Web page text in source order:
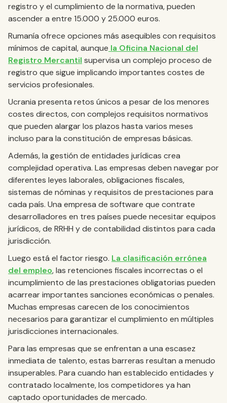
registro y el cumplimiento de la normativa, pueden
ascender a entre 15.000 y 25.000 euros.
Rumanía ofrece opciones más asequibles con requisitos
mínimos de capital, aunque la Oficina Nacional del
Registro Mercantil supervisa un complejo proceso de
registro que sigue implicando importantes costes de
servicios profesionales.
Ucrania presenta retos únicos a pesar de los menores
costes directos, con complejos requisitos normativos
que pueden alargar los plazos hasta varios meses
incluso para la constitución de empresas básicas.
Además, la gestión de entidades jurídicas crea
complejidad operativa. Las empresas deben navegar por
diferentes leyes laborales, obligaciones fiscales,
sistemas de nóminas y requisitos de prestaciones para
cada país. Una empresa de software que contrate
desarrolladores en tres países puede necesitar equipos
jurídicos, de RRHH y de contabilidad distintos para cada
jurisdicción.
Luego está el factor riesgo. La clasificación errónea
del empleo, las retenciones fiscales incorrectas o el
incumplimiento de las prestaciones obligatorias pueden
acarrear importantes sanciones económicas o penales.
Muchas empresas carecen de los conocimientos
necesarios para garantizar el cumplimiento en múltiples
jurisdicciones internacionales.
Para las empresas que se enfrentan a una escasez
inmediata de talento, estas barreras resultan a menudo
insuperables. Para cuando han establecido entidades y
contratado localmente, los competidores ya han
captado oportunidades de mercado.